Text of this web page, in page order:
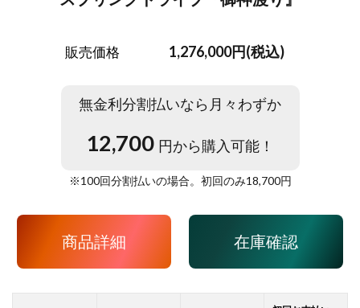
販売価格 1,276,000円(税込)
無金利分割払いなら月々わずか
12,700 円から購入可能！
※100回分割払いの場合。初回のみ18,700円
商品詳細 在庫確認